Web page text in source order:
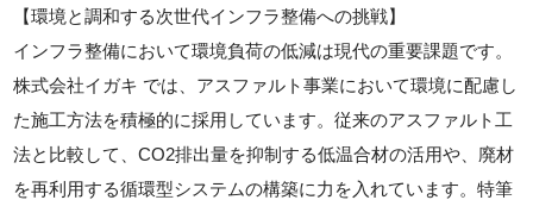
【環境と調和する次世代インフラ整備への挑戦】
インフラ整備において環境負荷の低減は現代の重要課題です。
株式会社イガキ では、アスファルト事業において環境に配慮し
た施工方法を積極的に採用しています。従来のアスファルト工
法と比較して、CO2排出量を抑制する低温合材の活用や、廃材
を再利用する循環型システムの構築に力を入れています。特筆